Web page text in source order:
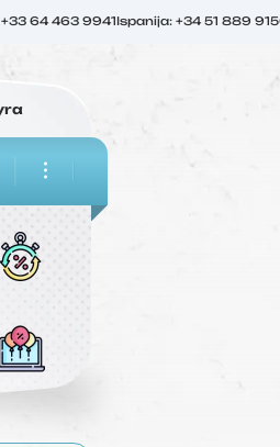
64 463 9941Ispanija: +34 51 889